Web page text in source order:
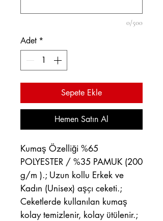
0/500
Adet *
Sepete Ekle
Hemen Satın Al
Kumaş Özelliği %65
POLYESTER / %35 PAMUK (200
g/m ).; Uzun kollu Erkek ve
Kadın (Unisex) aşçı ceketi.;
Ceketlerde kullanılan kumaş
kolay temizlenir, kolay ütülenir.;